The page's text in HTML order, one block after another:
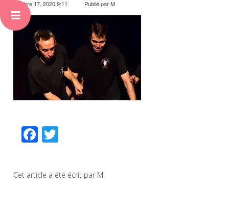
octobre 17, 2020 9:11 Publié parM
Facebook
Cet article a été écrit par M